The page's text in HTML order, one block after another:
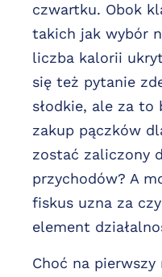
czwartku. Obok
takich jak wybór
liczba kalorii
się też pytanie
słodkie, ale za to
zakup pączków
zostać zaliczony
przychodów? A
fiskus uzna za
element
Choć na